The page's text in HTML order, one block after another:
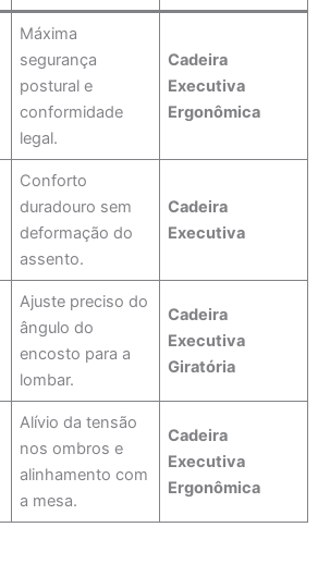
Máxima
segurança
postural e
conformidade
legal.
Cadeira
Executiva
Ergonômica
Conforto
duradouro sem
deformação do
assento.
Cadeira
Executiva
Ajuste preciso do
ângulo do
encosto para a
lombar.
Cadeira
Executiva
Giratória
Alívio da tensão
nos ombros e
alinhamento com
a mesa.
Cadeira
Executiva
Ergonômica